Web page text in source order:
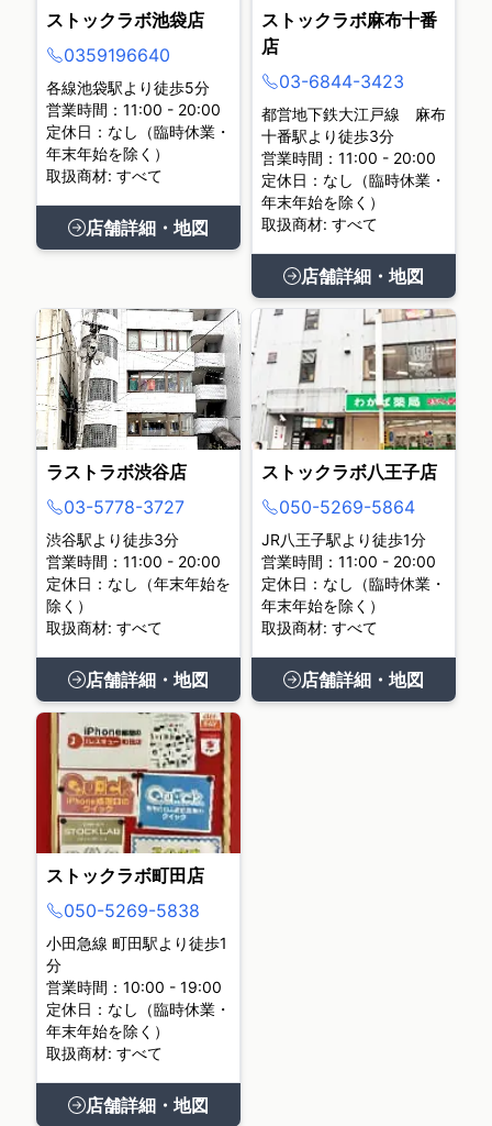
ストックラボ池袋店
0359196640
各線池袋駅より徒歩5分
営業時間：11:00 - 20:00
定休日：なし（臨時休業・
年末年始を除く）
取扱商材: すべて
店舗詳細・地図
ストックラボ麻布十番
店
03-6844-3423
都営地下鉄大江戸線 麻布
十番駅より徒歩3分
営業時間：11:00 - 20:00
定休日：なし（臨時休業・
年末年始を除く）
取扱商材: すべて
店舗詳細・地図
ラストラボ渋谷店
03-5778-3727
渋谷駅より徒歩3分
営業時間：11:00 - 20:00
定休日：なし（年末年始を
除く）
取扱商材: すべて
店舗詳細・地図
ストックラボ八王子店
050-5269-5864
JR八王子駅より徒歩1分
営業時間：11:00 - 20:00
定休日：なし（臨時休業・
年末年始を除く）
取扱商材: すべて
店舗詳細・地図
ストックラボ町田店
050-5269-5838
小田急線 町田駅より徒歩1
分
営業時間：10:00 - 19:00
定休日：なし（臨時休業・
年末年始を除く）
取扱商材: すべて
店舗詳細・地図